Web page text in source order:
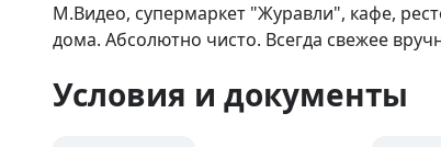
М.Видео, супермаркет "Журавли", кафе,
дома. Абсолютно чисто. Всегда свежее
Условия и документы